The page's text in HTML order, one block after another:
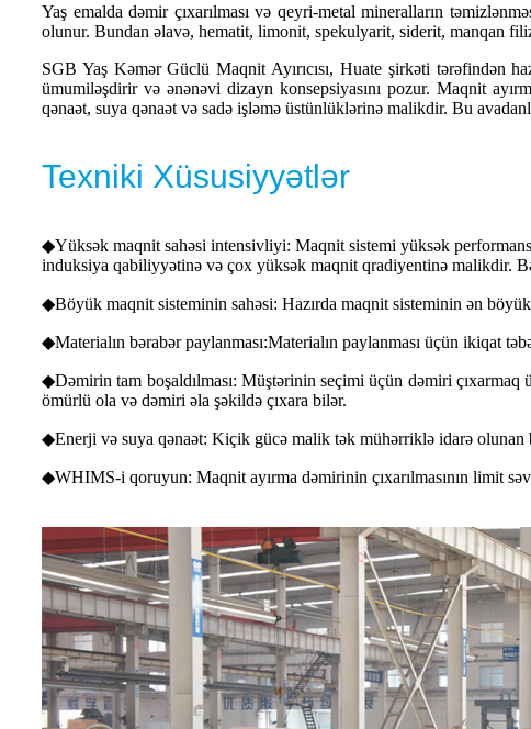
Yaş emalda dəmir çıxarılması və qeyri-metal mineralların
olunur. Bundan əlavə, hematit, limonit, spekulyarit, siderit, manqan
SGB ​​Yaş Kəmər Güclü Maqnit Ayırıcısı, Huate şirkəti tərəfindən
ümumiləşdirir və ənənəvi dizayn konsepsiyasını pozur. Maqnit
qənaət, suya qənaət və sadə işləmə üstünlüklərinə malikdir. Bu
Texniki Xüsusiyyətlər
◆Yüksək maqnit sahəsi intensivliyi: Maqnit sistemi yüksək
induksiya qabiliyyətinə və çox yüksək maqnit qradiyentinə malikdir.
◆Böyük maqnit sisteminin sahəsi: Hazırda maqnit sisteminin ən
◆Materialın bərabər paylanması:Materialın paylanması üçün ikiqat
◆Dəmirin tam boşaldılması: Müştərinin seçimi üçün dəmiri
ömürlü ola və dəmiri əla şəkildə çıxara bilər.
◆Enerji və suya qənaət: Kiçik gücə malik tək mühərriklə idarə olunan
◆WHIMS-i qoruyun: Maqnit ayırma dəmirinin çıxarılmasının limit